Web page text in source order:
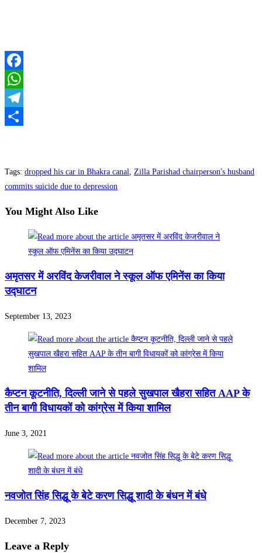
Facebook
WhatsApp
Telegram
Tags: dropped his car in Bhakra canal, Zilla Parishad chairperson's husband
commits suicide due to depression
You Might Also Like
अमृतसर में अरविंद केजरीवाल ने स्कूल ऑफ एमिनेंस का किया
उद्घाटन
September 13, 2023
कैप्टन कूटनीति, दिल्ली जाने से पहले सुखपाल खैहरा सहित AAP के
तीन बागी विधायकों को कांग्रेस में किया शामिल
June 3, 2021
नवजोत सिंह सिद्धू के बेटे करण सिद्धू शादी के बंधन में बंधे
December 7, 2023
Leave a Reply